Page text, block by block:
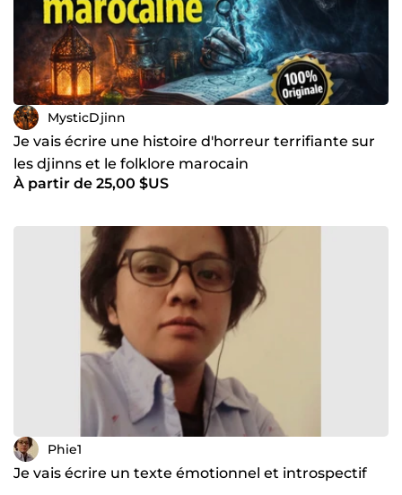
MysticDjinn
Je vais écrire une histoire d'horreur terrifiante sur
les djinns et le folklore marocain
À partir de 25,00 $US
Phie1
Je vais écrire un texte émotionnel et introspectif